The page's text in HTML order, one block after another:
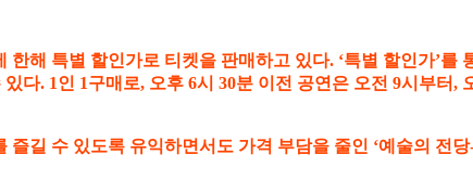
해 특별 할인가로 티켓을 판매하고 있다. ‘특별 할인가’
다. 1인 1구매로, 오후 6시 30분 이전 공연은 오전 9시부터
길 수 있도록 유익하면서도 가격 부담을 줄인 ‘예술의 전